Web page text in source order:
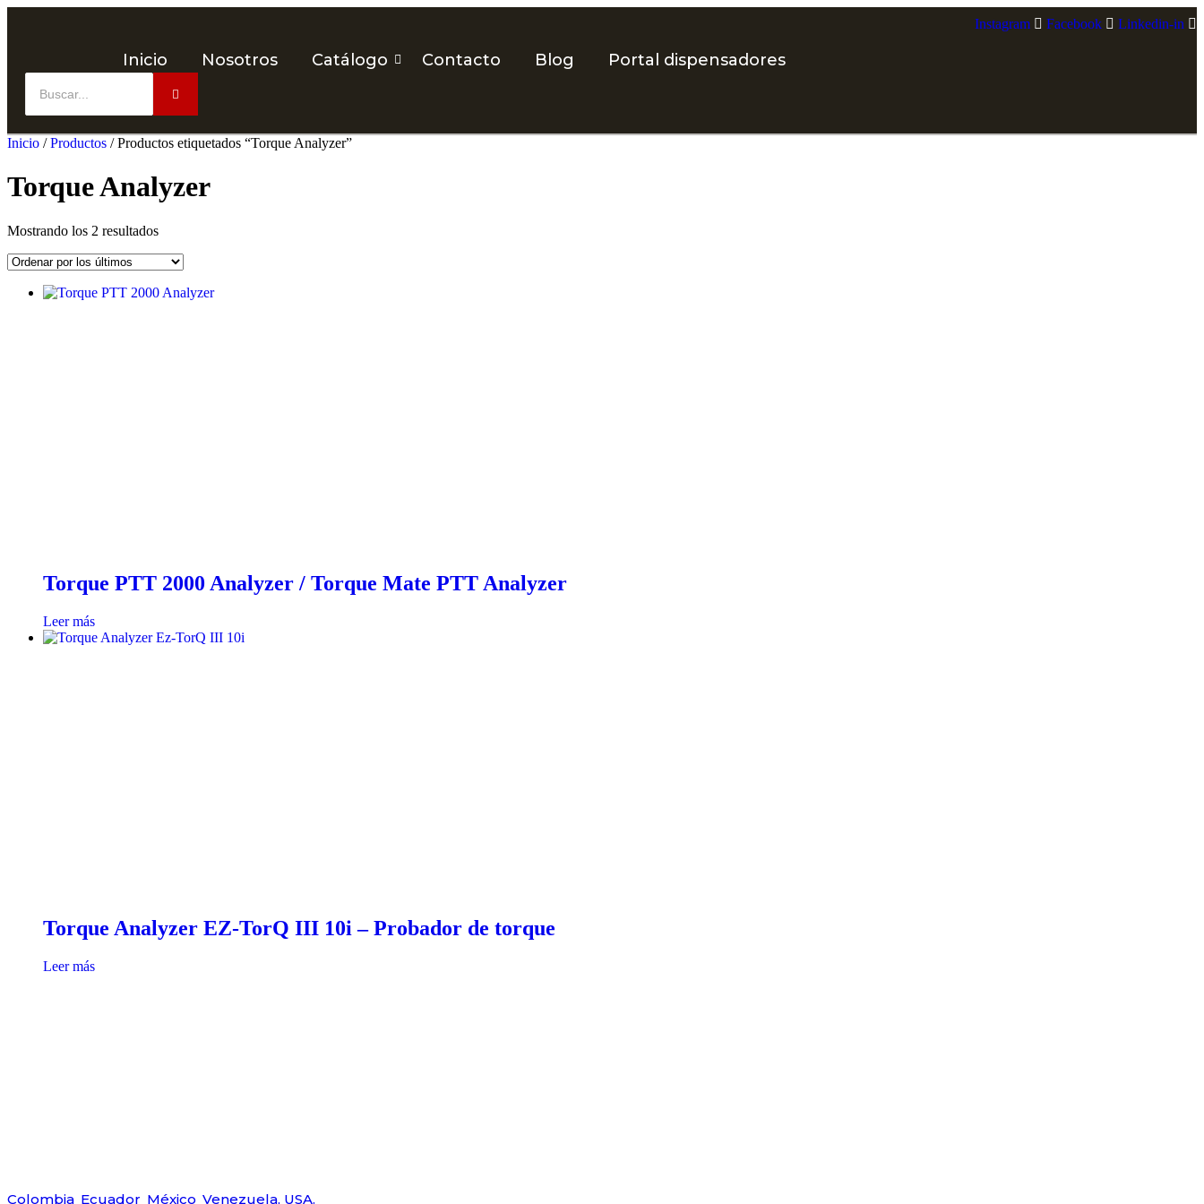
Instagram Facebook Linkedin-in
Inicio Nosotros Catálogo Contacto Blog Portal dispensadores
Inicio /Productos / Productos etiquetados “Torque Analyzer”
Torque Analyzer
Mostrando los 2 resultadosOrdenado
los
Torque PTT 2000 Analyzer / Torque Mate PTT Analyzer
Leer más
Torque Analyzer EZ-TorQ III 10i – Probador de torque
Leer más
Colombia Ecuador México Venezuela, USA.